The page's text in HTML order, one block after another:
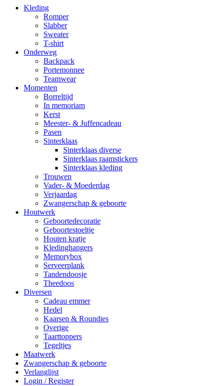
Kleding
Romper
Slabber
Sweater
T-shirt
Onderweg
Backpack
Portemonnee
Teamwear
Momenten
Borreltijd
In memoriam
Kerst
Meester- & Juffencadeau
Pasen
Sinterklaas
Sinterklaas diverse
Sinterklaas raamstickers
Sinterklaas kleding
Trouwen
Vader- & Moederdag
Verjaardag
Zwangerschap & geboorte
Houtwerk
Geboortedecoratie
Geboortestoeltje
Houten kratje
Kledinghangers
Memorybox
Serveerplank
Tandendoosje
Theedoos
Diversen
Cadeau emmer
Hedel
Kaarsen & Roundies
Overige
Taarttoppers
Tegeltjes
Maatwerk
Zwangerschap & geboorte
Verlanglijst
Login / Register